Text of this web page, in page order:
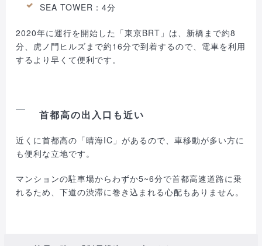
SEA TOWER：4分
2020年に運行を開始した「東京BRT」は、新橋まで約8
分、虎ノ門ヒルズまで約16分で到着するので、電車を利用
するより早くて便利です。
首都高の出入口も近い
近くに首都高の「晴海IC」があるので、車移動が多い方に
も便利な立地です。
マンションの駐車場からわずか5~6分で首都高速道路に乗
れるため、下道の渋滞に巻き込まれる心配もありません。